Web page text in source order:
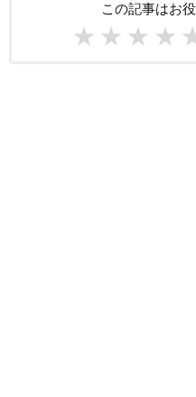
この記事はお
★ ★ ★ ★